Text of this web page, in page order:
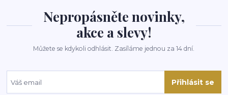
Nepropásněte novinky,
akce a slevy!
Můžete se kdykoli odhlásit. Zasíláme jednou za 14 dní.
Přihlásit se